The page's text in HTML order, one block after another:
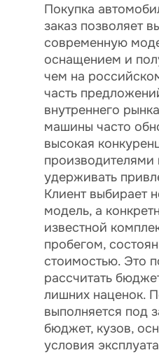
Покупка
заказ позволяет
современную
оснащением и
чем на
часть
внутреннего
машины часто
высокая
производителями
удерживать
Клиент выбирает
модель, а
известной
пробегом,
стоимостью. Это
рассчитать
лишних наценок.
выполняется под
бюджет, кузов,
условия